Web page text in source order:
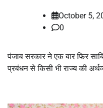
October 5,
0
पंजाब सरकार ने एक बार फिर
प्रबंधन से किसी भी राज्य की